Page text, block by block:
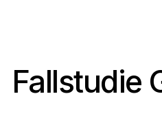
Fallstudie